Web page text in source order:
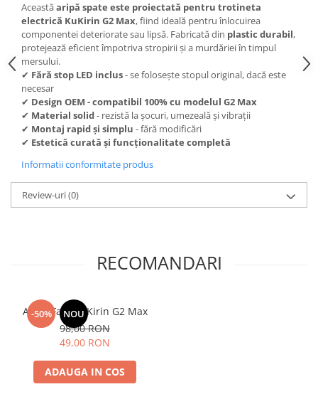
Aceastăaripă spate este proiectată pentru trotineta
electrică KuKirin G2 Max, fiind ideală pentru înlocuirea
componentei deteriorate sau lipsă. Fabricată din plastic durabil,
protejează eficient împotriva stropirii și a murdăriei în timpul
mersului.
✔ Fără stop LED inclus- se folosește stopul original, dacă este
necesar
✔ Design OEM - compatibil 100% cu modelul G2 Max
✔ Material solid- rezistă la șocuri, umezeală și vibrații
✔ Montaj rapid și simplu - fără modificări
✔ Estetică curată și funcționalitate completă
Informatii conformitate produs
Review-uri(0)
RECOMANDARI
-50% NOU
Aripa Fata KuKirin G2 Max
98,00 RON
49,00 RON
ADAUGA IN COS